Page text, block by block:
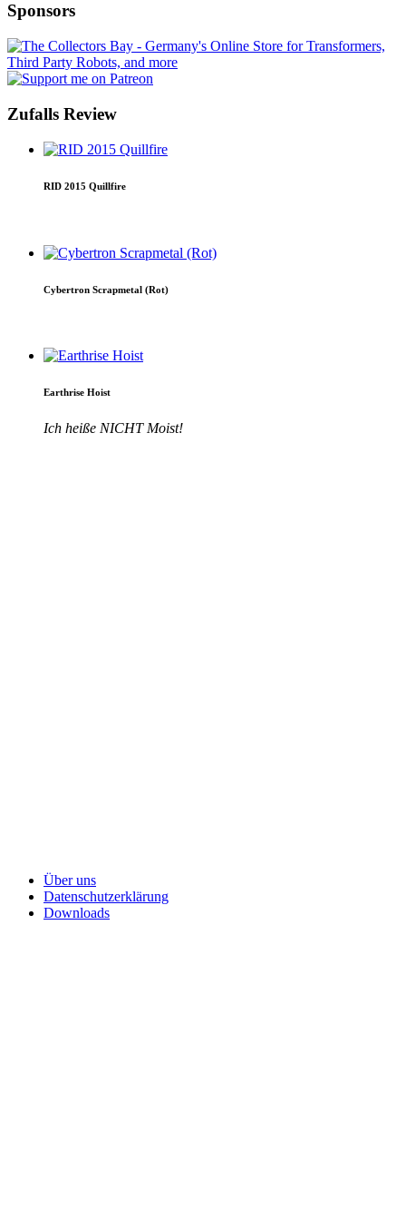
Sponsors
Zufalls Review
RID 2015 Quillfire
Cybertron Scrapmetal (Rot)
Earthrise Hoist
Ich heiße NICHT Moist!
Über uns
Datenschutzerklärung
Downloads